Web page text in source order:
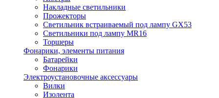
Накладные светильники
Прожекторы
Светильник встраиваемый под лампу GX53
Светильники под лампу MR16
Торшеры
Фонарики, элементы питания
Батарейки
Фонарики
Электроустановочные аксессуары
Вилки
Изолента